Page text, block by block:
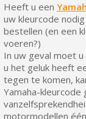
Heeft u een
uw kleurcode
bestellen (en een
voeren?)
In uw geval moet
u het geluk heeft
tegen te komen,
Yamaha-
motormodellen